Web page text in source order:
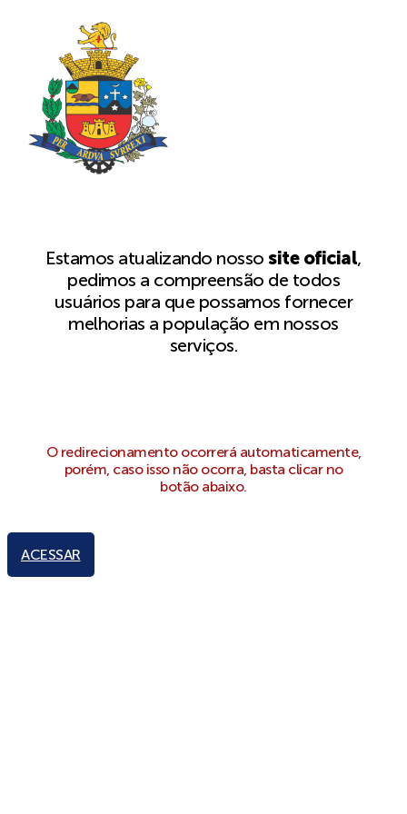
Estamos atualizando nossosite oficial,
pedimos a compreensão de todos
usuários para que possamos fornecer
melhorias a população em nossos
serviços.
O redirecionamento ocorrerá automaticamente,
porém, caso isso não ocorra, basta clicar no
botão abaixo.
ACESSAR